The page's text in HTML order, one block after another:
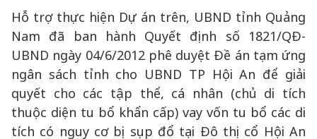
Hỗ trợ thực hiện Dự án trên, UBND tỉnh Quảng
Nam đã ban hành Quyết định số 1821/QĐ-
UBND ngày 04/6/2012 phê duyệt Đề án tạm ứng
ngân sách tỉnh cho UBND TP Hội An để giải
quyết cho các tập thể, cá nhân (chủ di tích
thuộc diện tu bổ khẩn cấp) vay vốn tu bổ các di
tích có nguy cơ bị sụp đổ tại Đô thị cổ Hội An